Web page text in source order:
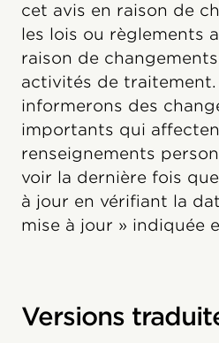
cet avis en raison de
les lois ou règlements
raison de
activités de traitement.
informerons des
importants qui
renseignements
voir la dernière fois
à jour en vérifiant la
mise à jour » indiquée
Versions